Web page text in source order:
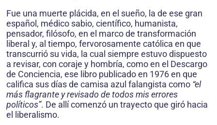
Fue una muerte plácida, en el sueño, la de ese gran
español, médico sabio, científico, humanista,
pensador, filósofo, en el marco de transformación
liberal y, al tiempo, fervorosamente católica en que
transcurrió su vida, la cual siempre estuvo dispuesto
a revisar, con coraje y hombría, como en el Descargo
de Conciencia, ese libro publicado en 1976 en que
califica sus días de camisa azul falangista como “el
más flagrante y revisado de todos mis errores
políticos”. De allí comenzó un trayecto que giró hacia
el liberalismo.